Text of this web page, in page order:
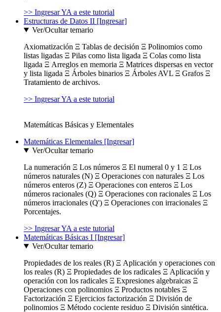
>> Ingresar YA a este tutorial
Estructuras de Datos II [Ingresar]
Ver/Ocultar temario
Axiomatización Ξ Tablas de decisión Ξ Polinomios como
listas ligadas Ξ Pilas como lista ligada Ξ Colas como lista
ligada Ξ Arreglos en memoria Ξ Matrices dispersas en vector
y lista ligada Ξ Árboles binarios Ξ Árboles AVL Ξ Grafos Ξ
Tratamiento de archivos.
>> Ingresar YA a este tutorial
Matemáticas Básicas y Elementales
Matemáticas Elementales [Ingresar]
Ver/Ocultar temario
La numeración Ξ Los números Ξ El numeral 0 y 1 Ξ Los
números naturales (N) Ξ Operaciones con naturales Ξ Los
números enteros (Z) Ξ Operaciones con enteros Ξ Los
números racionales (Q) Ξ Operaciones con racionales Ξ Los
números irracionales (Q') Ξ Operaciones con irracionales Ξ
Porcentajes.
>> Ingresar YA a este tutorial
Matemáticas Básicas I [Ingresar]
Ver/Ocultar temario
Propiedades de los reales (R) Ξ Aplicación y operaciones con
los reales (R) Ξ Propiedades de los radicales Ξ Aplicación y
operación con los radicales Ξ Expresiones algebraicas Ξ
Operaciones con polinomios Ξ Productos notables Ξ
Factorización Ξ Ejercicios factorización Ξ División de
polinomios Ξ Método cociente residuo Ξ División sintética.